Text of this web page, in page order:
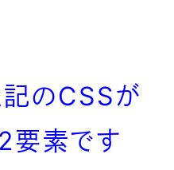
のCSSが
要素です